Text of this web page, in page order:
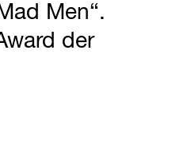
Men“.
der